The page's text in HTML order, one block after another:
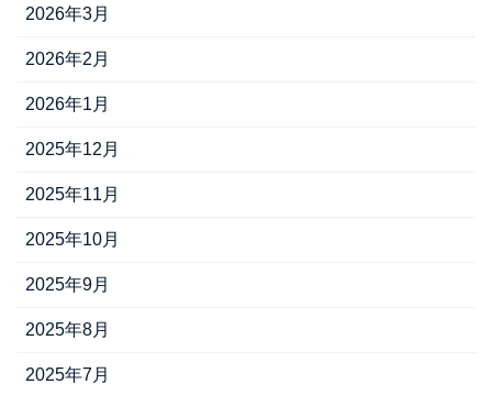
2026年3月
2026年2月
2026年1月
2025年12月
2025年11月
2025年10月
2025年9月
2025年8月
2025年7月